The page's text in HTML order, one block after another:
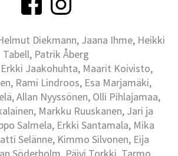
Diekmann, Jaana Ihme, Heikki
Tabell, Patrik Åberg
Jaakohuhta, Maarit Koivisto,
Rami Lindroos, Esa Marjamäki,
Allan Nyyssönen, Olli Pihlajamaa,
Markku Ruuskanen, Jari ja
Salmela, Erkki Santamala, Mika
Selänne, Kimmo Silvonen, Eija